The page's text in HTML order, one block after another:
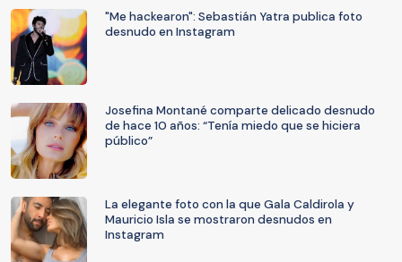
"Me hackearon": Sebastián Yatra publica foto
desnudo en Instagram
Josefina Montané comparte delicado desnudo
de hace 10 años: “Tenía miedo que se hiciera
público”
La elegante foto con la que Gala Caldirola y
Mauricio Isla se mostraron desnudos en
Instagram